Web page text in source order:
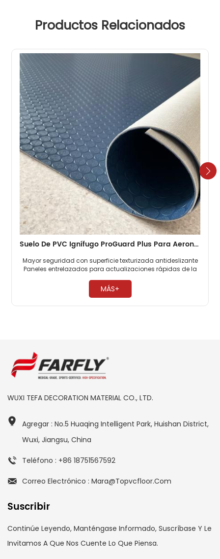
Productos Relacionados
Suelo De PVC Ignífugo ProGuard Plus Para Aeronaves, Suelo De Cabina Resistente Para Aerolíneas Comerciales
Mayor seguridad con superficie texturizada antideslizante
Paneles entrelazados para actualizaciones rápidas de la
contra incendios de aviación. ​
MÁS+
WUXI TEFA DECORATION MATERIAL CO., LTD.
Agregar : No.5 Huaqing Intelligent Park, Huishan District,
Wuxi, Jiangsu, China
Teléfono : +86 18751567592
Correo Electrónico : Mara@topvcfloor.com
Suscribir
Continúe Leyendo, Manténgase Informado, Suscríbase Y Le
Invitamos A Que Nos Cuente Lo Que Piensa.